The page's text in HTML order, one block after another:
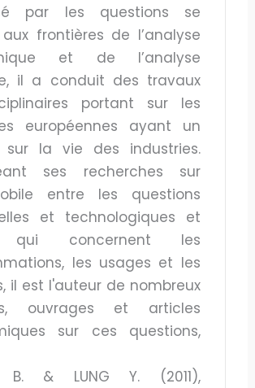
par les questions se
frontières de l’analyse
et de l’analyse
il a conduit des travaux
portant sur les
européennes ayant un
sur la vie des industries.
ses recherches sur
entre les questions
et technologiques et
qui concernent les
les usages et les
il est l'auteur de nombreux
ouvrages et articles
sur ces questions,
B. & LUNG Y. (2011),